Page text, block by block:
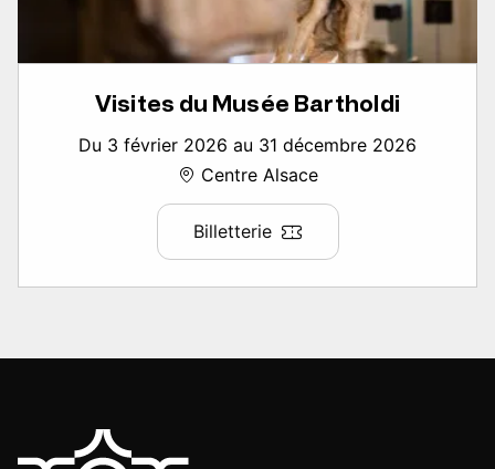
Visites du Musée Bartholdi
Du 3 février 2026 au 31 décembre 2026
Centre Alsace
Billetterie